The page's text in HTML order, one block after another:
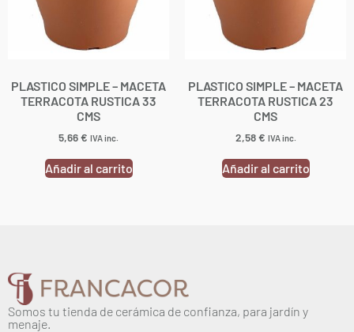
PLASTICO SIMPLE – MACETA
TERRACOTA RUSTICA 33
CMS
5,66€ IVA inc.
Añadir al carrito
PLASTICO SIMPLE – MACETA
TERRACOTA RUSTICA 23
CMS
2,58€ IVA inc.
Añadir al carrito
Somos tu tienda de cerámica de confianza, para jardín y
menaje.